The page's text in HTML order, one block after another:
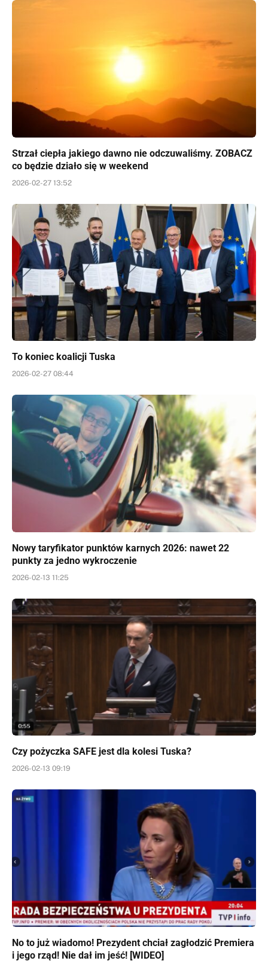
Strzał ciepła jakiego dawno nie odczuwaliśmy. ZOBACZ
co będzie działo się w weekend
2026-02-27 13:52
To koniec koalicji Tuska
2026-02-27 08:44
Nowy taryfikator punktów karnych 2026: nawet 22
punkty za jedno wykroczenie
2026-02-13 11:25
Czy pożyczka SAFE jest dla kolesi Tuska?
2026-02-13 09:19
No to już wiadomo! Prezydent chciał zagłodzić Premiera
i jego rząd! Nie dał im jeść! [WIDEO]